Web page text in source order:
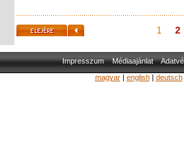
1 2
Impresszum Médiaajánlat
magyar| english| deutsch